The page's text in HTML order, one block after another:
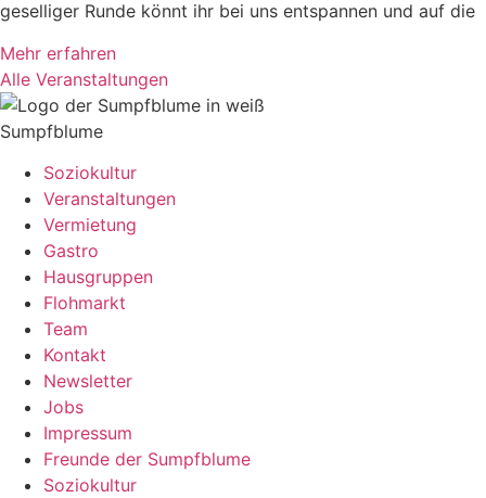
geselliger Runde könnt ihr bei uns entspannen und auf die
Mehr erfahren
Alle Veranstaltungen
Sumpfblume
Soziokultur
Veranstaltungen
Vermietung
Gastro
Hausgruppen
Flohmarkt
Team
Kontakt
Newsletter
Jobs
Impressum
Freunde der Sumpfblume
Soziokultur